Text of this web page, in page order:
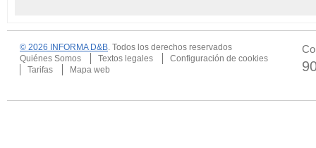
© 2026 INFORMA D&B. Todos los derechos reservados
Quiénes Somos
Textos legales
Configuración de cookies
Tarifas
Mapa web